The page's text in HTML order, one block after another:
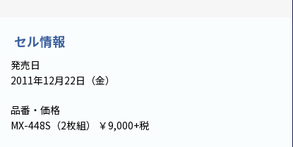
セル情報
発売日
2011年12月22日（金）
品番・価格
MX-448S（2枚組） ￥9,000+税